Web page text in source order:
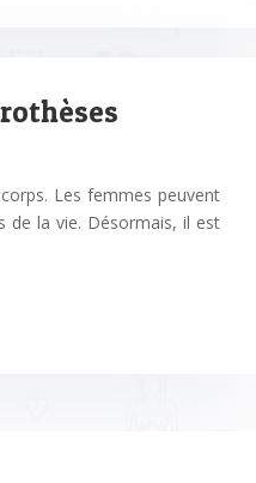
Les femmes peuvent
de la vie. Désormais, il est